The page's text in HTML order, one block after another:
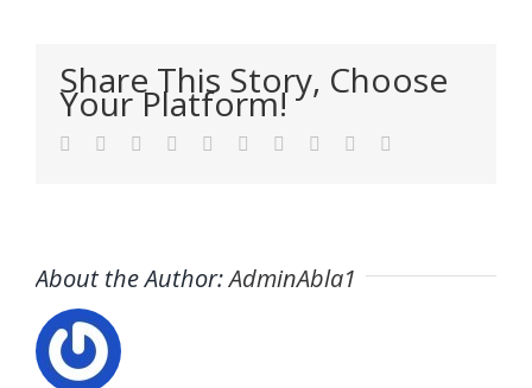
Share This Story, Choose
Your Platform!
Facebook
TwitterLinkedIn
Reddit WhatsApp
TumblrPinterest Xing
About the Author:AdminAbla1